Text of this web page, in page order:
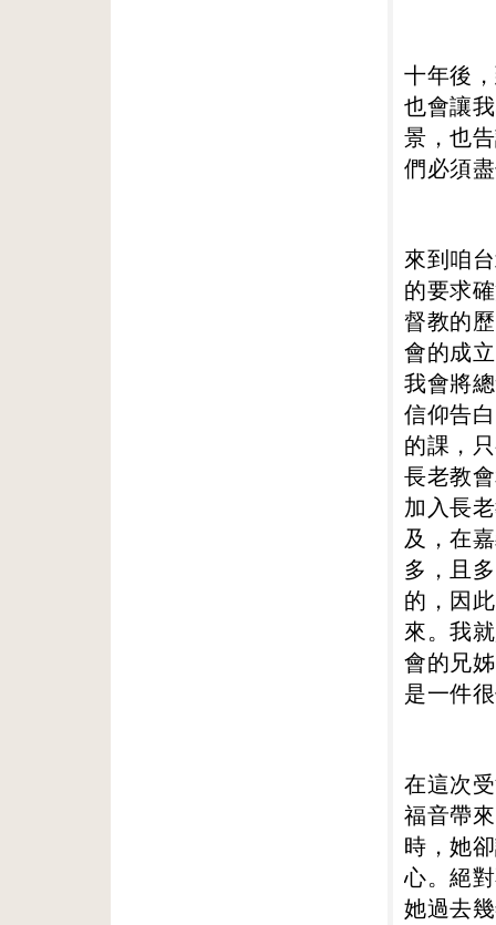
十年後
也會讓
景，也
們必須
來到咱
的要求
督教的
會的成
我會將
信仰告
的課，
長老教
加入長
及，在
多，且
的，因
來。我
會的兄
是一件
在這次
福音帶
時，她
心。絕
她過去